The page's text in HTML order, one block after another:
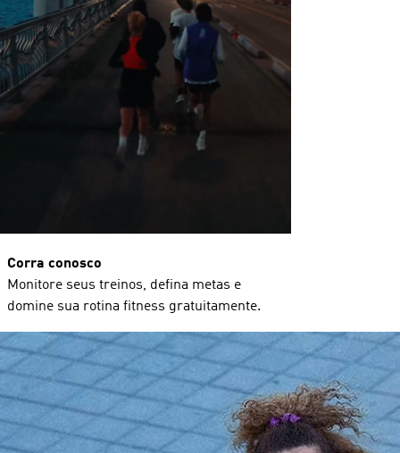
Corra conosco
Monitore seus treinos, defina metas e
domine sua rotina fitness gratuitamente.